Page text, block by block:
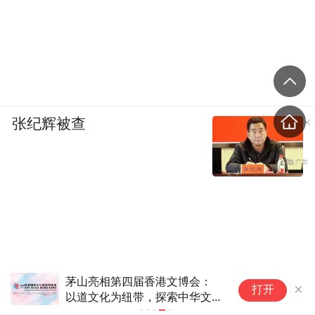
暑期文旅市
新趋势
打开
张纪辉被查